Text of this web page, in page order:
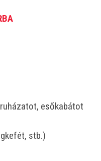
esőkabátot
stb.)